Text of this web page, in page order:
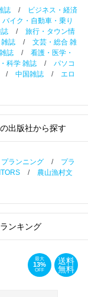
誌 /
ビジネス・経済
バイク・自動車・乗り
誌 /
旅行・タウン情
誌 /
文芸・総合 雑
誌 /
看護・医学・
科学 雑誌 /
パソコ
/ 中国雑誌 /
エロ
出版社から探す
ランニング /
プラ
/
農山漁村文
ンキング
最大
13%
OFF
送料
無料